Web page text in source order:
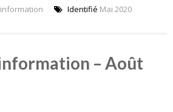
Identifié Mai 2020
– Août